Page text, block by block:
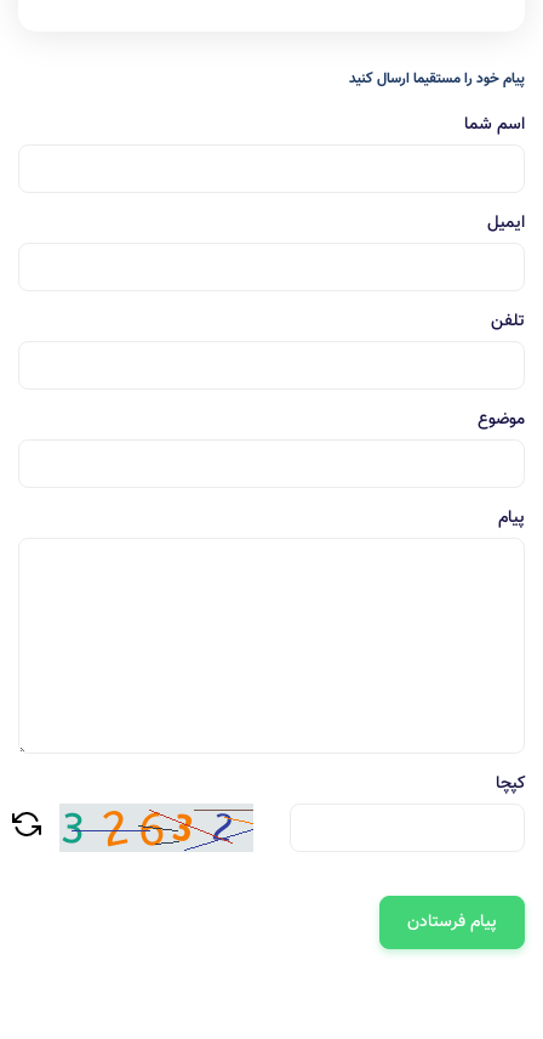
پیام خود را مستقیما ارسال کنید
اسم شما
ایمیل
تلفن
موضوع
پیام
کپچا
پیام فرستادن